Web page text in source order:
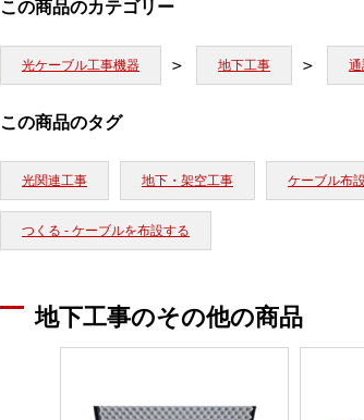
この商品のカテゴリー
光ケーブル工事機器 地下工事
この商品のタグ
光関連工事 地下・架空工事 ケーブル布
つくる - ケーブルを布設する
地下工事のその他の商品